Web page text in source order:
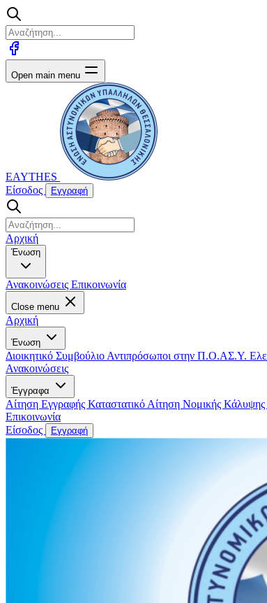
Open main menu
EAYTHES
Είσοδος
Εγγραφή
Αρχική
Ένωση
Ανακοινώσεις Επικοινωνία
Close menu
Αρχική
Ένωση
Διοικητικό Συμβούλιο Αντιπρόσωποι στην Π.Ο.ΑΣ.Υ.
Ανακοινώσεις
Έγγραφα
Αίτηση Εγγραφής Καταστατικό Αίτηση Νομικής Κάλυψης
Επικοινωνία
Είσοδος
Εγγραφή